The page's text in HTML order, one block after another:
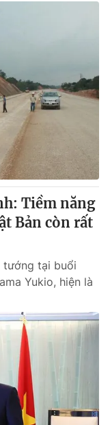
Tiềm năng
Bản còn rất
tướng tại buổi
Yukio, hiện là